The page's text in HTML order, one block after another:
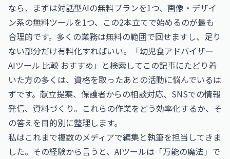
なら、まずは対話型AIの無料プランを1つ、画像・デザイ
ン系の無料ツールを1つ、この2本立てで始めるのが最も
合理的です。多くの業務は無料の範囲で回せますし、足り
ない部分だけ有料化すればいい。「幼児食アドバイザー
AIツール 比較 おすすめ」と検索してこの記事にたどり着
いた方の多くは、資格を取ったあとの活動に悩んでいるは
ずです。献立提案、保護者からの相談対応、SNSでの情報
発信、資料づくり。これらの作業をどう効率化するか、そ
の答えを目的別に整理します。
私はこれまで複数のメディアで編集と執筆を担当してきま
した。その経験から言うと、AIツールは「万能の魔法」で